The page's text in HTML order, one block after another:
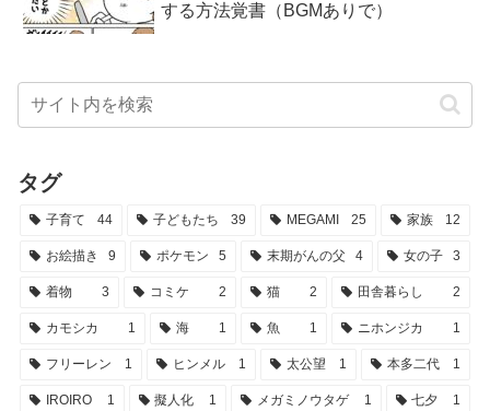
する方法覚書（BGMありで）
タグ
子育て 44 子どもたち 39 MEGAMI 25 家族 12
お絵描き 9 ポケモン 5 末期がんの父 4 女の子 3
着物 3 コミケ 2 猫 2 田舎暮らし 2
カモシカ 1 海 1 魚 1 ニホンジカ 1
フリーレン 1 ヒンメル 1 太公望 1 本多二代 1
IROIRO 1 擬人化 1 メガミノウタゲ 1 七夕 1